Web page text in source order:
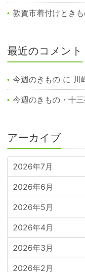
敦賀市着付けとき
最近のコメント
今週のきもの に 川
今週のきもの・十
アーカイブ
2026年7月
2026年6月
2026年5月
2026年4月
2026年3月
2026年2月